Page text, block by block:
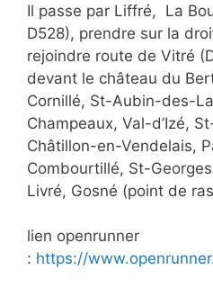
Il passe par Liffré, La
D528), prendre sur la
rejoindre route de Vitré
devant le château du
Cornillé, St-Aubin-des-
Champeaux, Val-d’Izé,
Châtillon-en-Vendelais,
Combourtillé, St-
Livré, Gosné (point de
lien openrunner
: https://